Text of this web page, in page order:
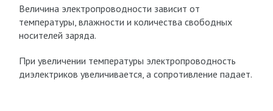
Величина электропроводности зависит от
температуры, влажности и количества свободных
носителей заряда.
При увеличении температуры электропроводность
диэлектриков увеличивается, а сопротивление падает.